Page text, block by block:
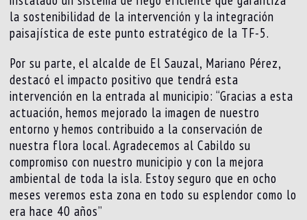
la sostenibilidad de la intervención y la integración
paisajística de este punto estratégico de la TF-5.
Por su parte, el alcalde de El Sauzal, Mariano Pérez,
destacó el impacto positivo que tendrá esta
intervención en la entrada al municipio: “Gracias a esta
actuación, hemos mejorado la imagen de nuestro
entorno y hemos contribuido a la conservación de
nuestra flora local. Agradecemos al Cabildo su
compromiso con nuestro municipio y con la mejora
ambiental de toda la isla. Estoy seguro que en ocho
meses veremos esta zona en todo su esplendor como lo
era hace 40 años”